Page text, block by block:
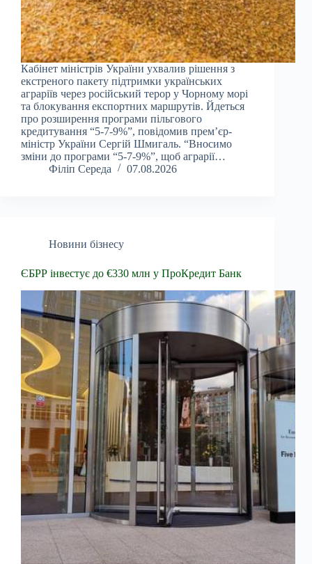
Кабінет міністрів України ухвалив рішення з
екстреного пакету підтримки українських
аграріїв через російський терор у Чорному морі
та блокування експортних маршрутів. Йдеться
про розширення програми пільгового
кредитування “5-7-9%”, повідомив прем’єр-
міністр України Сергій Шмигаль. “Вносимо
зміни до програми “5-7-9%”, щоб аграрії…
Філіп Середа
07.08.2026
Новини бізнесу
ЄБРР інвестує до €330 млн у ПроКредит Банк